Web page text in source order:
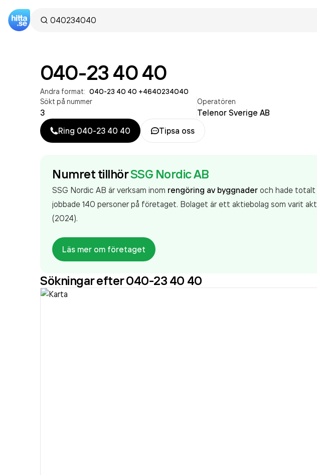
040-23 40 40
Andra format: 040-23 40 40 +4640234040
Sökt på nummer
3
Operatören
Telenor Sverige AB
Ring 040-23 40 40 Tipsa oss
Numret tillhörSSG Nordic AB
SSG Nordic AB är verksam inom rengöring av byggnader och hade totalt
jobbade 140 personer på företaget. Bolaget är ett aktiebolag som varit
(2024).
Läs mer om företaget
Sökningar efter 040-23 40 40